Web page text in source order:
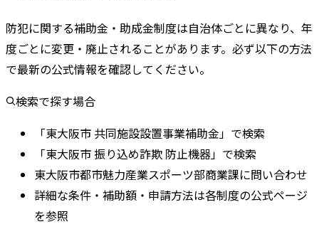
防犯に関する補助金・助成金制度は自治体ごとに異なり、年
度ごとに変更・廃止されることがあります。 必ず以下の方法
で最新の公式情報を確認してください。
検索で探す場合
「東大阪市 共同施設設置事業補助金」で検索
「東大阪市 振り込め詐欺 防止機器」で検索
東大阪市都市魅力産業スポーツ部商業課に問い合わせ
詳細な条件・補助額・申請方法は各制度の公式ページ
を参照